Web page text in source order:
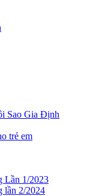
Sao Gia Định
trẻ em
Lần 1/2023
lần 2/2024